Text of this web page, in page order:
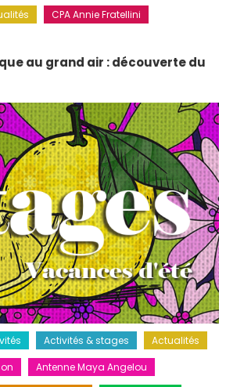
CPA Annie Fratellini
au grand air : découverte du
Activités & stages
Actualités
Antenne Maya Angelou